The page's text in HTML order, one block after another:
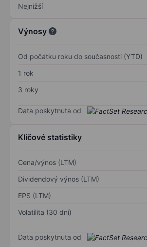
Nejnižší
Výnosy
Od počátku roku do současnosti (YTD)
1 rok
3 roky
Data poskytnuta od
Klíčové statistiky
Cena/výnos (LTM)
Dividendový výnos (LTM)
EPS (LTM)
Volatilita (30 dní)
Data poskytnuta od